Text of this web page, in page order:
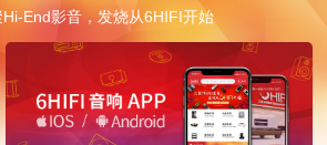
Hi-End影音，发烧从6HIFI开始